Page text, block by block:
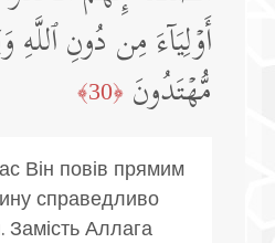
أَوۡلِیَاۤءَ مِن دُونِ
مُّهۡتَدُونَ ﴿30﴾
Він повів прямим
справедливо
Замість Аллага